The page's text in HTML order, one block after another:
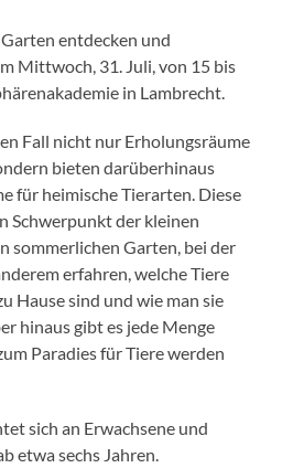
entdecken und
Mittwoch, 31. Juli, von 15 bis
in Lambrecht.
Fall nicht nur Erholungsräume
bieten darüberhinaus
für heimische Tierarten. Diese
Schwerpunkt der kleinen
sommerlichen Garten, bei der
erfahren, welche Tiere
Hause sind und wie man sie
hinaus gibt es jede Menge
Paradies für Tiere werden
sich an Erwachsene und
etwa sechs Jahren.